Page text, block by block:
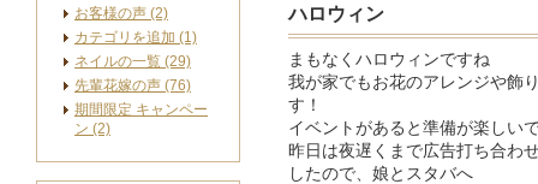
ハロウィン
まもなくハロウィンですね
我が家でもお花のアレンジや飾
す！
イベントがあると準備が楽しい
昨日は夜遅くまで広告打ち合わ
したので、娘とスタバへ
お客様の声 (2)
カテゴリを追加 (1)
ネイルの一覧 (29)
先輩花嫁の声 (76)
期間限定 キャンペー
ン (2)